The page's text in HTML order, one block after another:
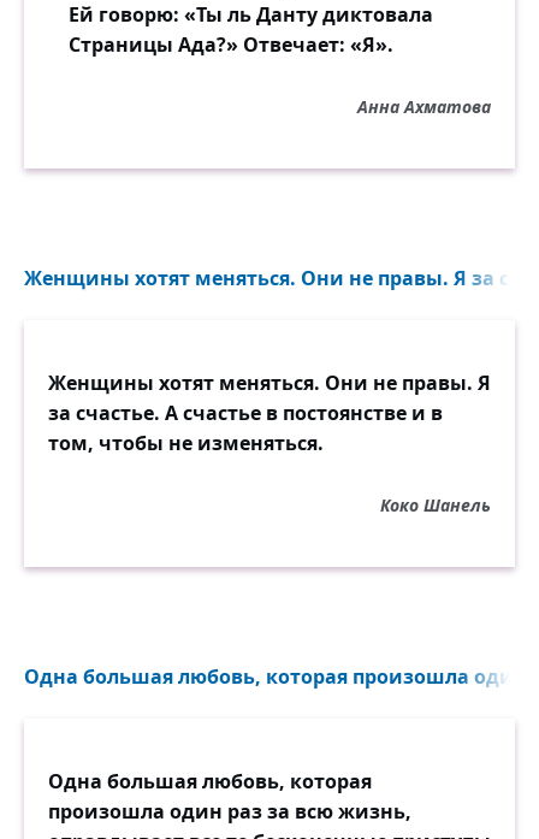
Ей говорю: «Ты ль Данту диктовала
Страницы Ада?» Отвечает: «Я».
Анна Ахматова
Женщины хотят меняться. Они не правы. Я за
Женщины хотят меняться. Они не правы. Я
за счастье. А счастье в постоянстве и в
том, чтобы не изменяться.
Коко Шанель
Одна большая любовь, которая произошла один
Одна большая любовь, которая
произошла один раз за всю жизнь,